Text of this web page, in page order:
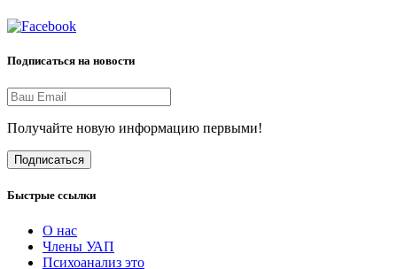
Подписаться на новости
Получайте новую информацию первыми!
Подписаться
Быстрые ссылки
О нас
Члены УАП
Психоанализ это